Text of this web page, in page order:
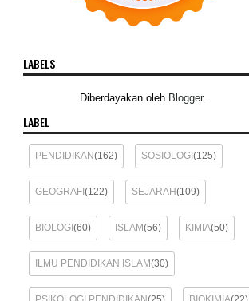
LABELS
Diberdayakan oleh Blogger.
LABEL
PENDIDIKAN(162) SOSIOLOGI(125)
GEOGRAFI(122) SEJARAH(109)
BIOLOGI(60) ISLAM(56) KIMIA(50)
ILMU PENDIDIKAN ISLAM(30)